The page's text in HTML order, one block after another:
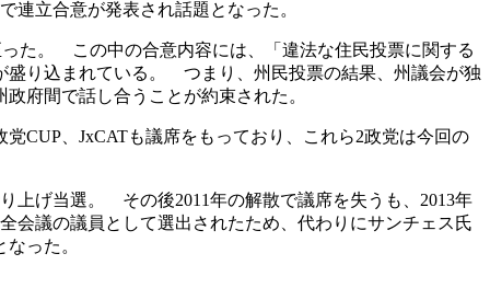
連立合意が発表され話題となった。
た。 この中の合意内容には、「違法な住民投票に関する
盛り込まれている。 つまり、州民投票の結果、州議会が独
府間で話し合うことが約束された。
CUP、JxCATも議席をもっており、これら2政党は今回の
上げ当選。 その後2011年の解散で議席を失うも、2013年
会議の議員として選出されたため、代わりにサンチェス氏
った。